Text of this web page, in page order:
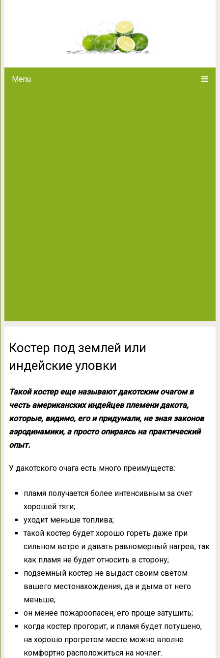
Menu
Костер под землей или
индейские уловки
Такой костер еще называют дакотским очагом в
честь американских индейцев племени дакота,
которые, видимо, его и придумали, не зная законов
аэродинамики, а просто опираясь на практический
опыт.
У дакотского очага есть много преимуществ:
пламя получается более интенсивным за счет
хорошей тяги;
уходит меньше топлива;
такой костер будет хорошо гореть даже при
сильном ветре и давать равномерный нагрев, так
как пламя не будет относить в сторону;
подземный костер не выдаст своим светом
вашего местонахождения, да и дыма от него
меньше;
он менее пожароопасен, его проще затушить;
когда костер прогорит, и пламя будет потушено,
на хорошо прогретом месте можно вполне
комфортно расположиться на ночлег.